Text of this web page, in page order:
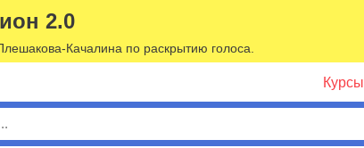
2.0
Качалина по раскрытию голоса.
Курсы